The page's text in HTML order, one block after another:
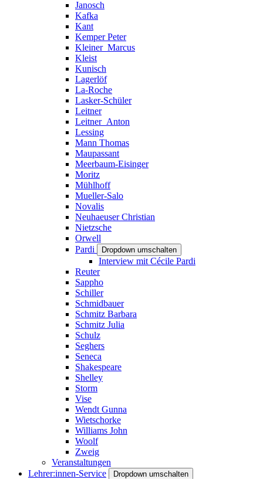
Janosch
Kafka
Kant
Kemper Peter
Kleiner_Marcus
Kleist
Kunisch
Lagerlöf
La-Roche
Lasker-Schüler
Leitner
Leitner_Anton
Lessing
Mann Thomas
Maupassant
Meerbaum-Eisinger
Moritz
Mühlhoff
Mueller-Salo
Novalis
Neuhaeuser Christian
Nietzsche
Orwell
Pardi
Dropdown umschalten
Interview mit Cécile Pardi
Reuter
Sappho
Schiller
Schmidbauer
Schmitz Barbara
Schmitz Julia
Schulz
Seghers
Seneca
Shakespeare
Shelley
Storm
Vise
Wendt Gunna
Wietschorke
Williams John
Woolf
Zweig
Veranstaltungen
Lehrer:innen-Service
Dropdown umschalten